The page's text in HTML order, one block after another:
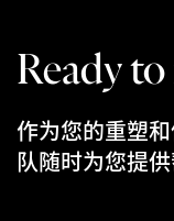
Ready
作为您的重塑
队随时为您提供